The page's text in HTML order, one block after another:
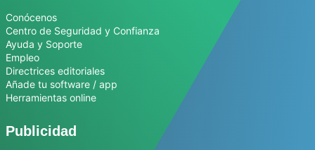
Conócenos
Centro de Seguridad y Confianza
Ayuda y Soporte
Empleo
Directrices editoriales
Añade tu software / app
Herramientas online
Publicidad